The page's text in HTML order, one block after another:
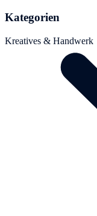
Kategorien
Kreatives & Handwerk